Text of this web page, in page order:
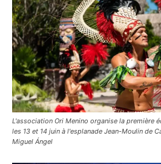
L'association Ori Menino organise la première
les 13 et 14 juin à l'esplanade Jean-Moulin de
Miguel Ángel